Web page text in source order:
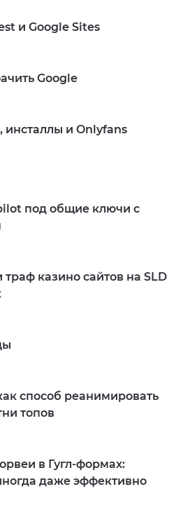
и Google Sites
Google
инсталлы и Onlyfans
под общие ключи с
казино сайтов на SLD
способ реанимировать
топов
в Гугл-формах:
даже эффективно